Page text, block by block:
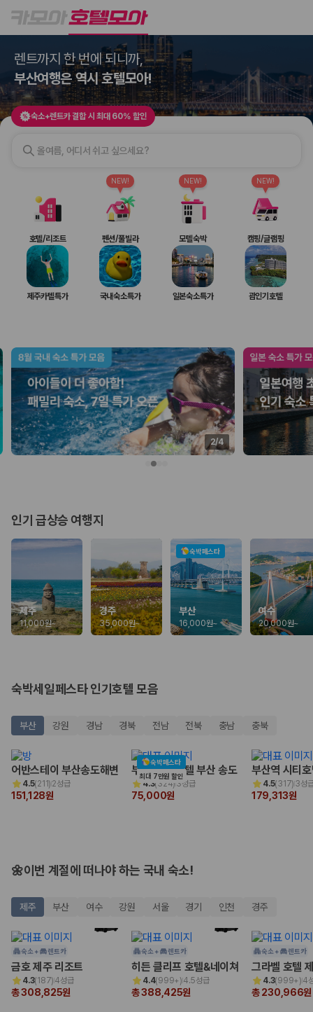
호텔모아
2000만 이용고객이 선택한 제주 렌트카 가격비교 플랫폼
제주렌트카 가격비교는 카모아에서 한 번에
제주도 렌트카는 업체마다 차량 가격, 보험 조건, 면책금, 보상 한도, 인수
장소, 취소 규정이 다릅니다. 카모아는 여러 제주 렌트카 업체의 조건을 한
화면에서 비교해 사용자가 자신의 일정과 예산에 맞는 차량을 선택할 수 있
도록 돕습니다.
차종별 최저가 비교:경차, 소형, 준중형, 중형, SUV, 승합차 등 여행
인원에 맞는 차종별 가격을 비교합니다.
보험 조건 비교:일반자차, 완전자차, 슈퍼자차의 면책금과 보상 한
도를 비교합니다.
제주공항 인수 조건 비교:셔틀 이동, 인수 위치, 반납 편의성을 함께
확인합니다.
실시간 예약:비교 후 원하는 차량을 바로 예약할 수 있습니다.
제주렌트카 실시간 가격비교 바로가기
1. 단순 최저가가 아니라 실제 결제 조건을 비교하세요
제주렌트카 최저가는 차량 기본요금만으로 판단하기 어렵습니다. 보험 포
함 여부, 면책금, 보상 한도, 옵션 비용, 취소 수수료를 함께 확인해야 실제
로 저렴한 차량을 고를 수 있습니다.
2. 보험 조건은 가격만큼 중요합니다
완전자차와 슈퍼자차는 업체별 보장 범위가 다를 수 있습니다. 카모아에서
3. 제주공항 접근성과 셔틀 조건을 함께 확인하세요
제주 렌트카는 차량 인수 위치와 셔틀 편의성에 따라 실제 이용 만족도가
달라집니다. 공항에서 렌트카 사무실까지의 이동 조건을 가격과 함께 비교
제주도 렌트카 차종별 가격비교
경차·소형차
종입니다.
가족 여행, 짐이 많은 여행, 장거리 이동에 적합하며 보험 조건과 차
량 연식을 함께 비교하는 것이 좋습니다.
단체 여행이나 4인 이상 가족 여행에 적합하며 인원수, 짐 공간, 보
험 조건을 함께 확인해야 합니다.
제주렌트카 보험까지 비교해야 진짜 가격비교입
니다
숙소+렌트카 결합 시 최대 60% 할인
렌트까지 한 번에 되니까,
부산여행은 역시 호텔모아!
숙소+렌트카 결합 시 최대 60% 할인
무더위를 잊게 할 완벽한 숙소
호텔/리조트 펜션/풀빌라
NEW!
모텔숙박
NEW!
캠핑/글램핑
NEW!
제주카텔특가 국내숙소특가 일본숙소특가 괌인기호텔
2/4
인기 급상승 여행지
제주
11,000원~
경주
35,000원~
숙박페스타
부산
16,000원~
여수
20,000원~
숙박세일페스타 인기호텔 모음
부산 강원 경남 경북 전남 전북 충남 충북
어반스테이 부산송도해변
4.5(211)2성급
151,128원
숙박페스타
최대 7만원 할인
부산 비치 호텔 부산 송도
4.3( 324)3성급
75,000원
부산역 시티
4.5(317)3성
179,313원
🌼이번 계절에 떠나야 하는 국내 숙소!
제주 부산 여수 강원 서울 경기 인천 경주
숙소 + 렌트카
금호 제주 리조트
4.3(187)4성급
총 308,825원
숙소 + 렌트카
히든 클리프 호텔&네이쳐
4.4(999+)4.5성급
총 388,425원
숙소 + 렌트카
그라벨 호텔
4.3(999+)4
총 230,966원